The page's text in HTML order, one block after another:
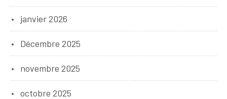
janvier 2026
Décembre 2025
novembre 2025
octobre 2025